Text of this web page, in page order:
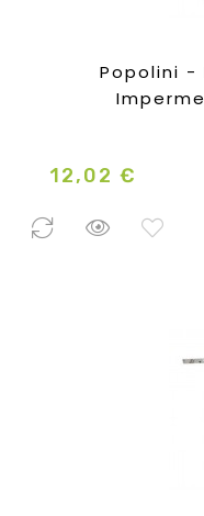
Popolini -
Prezzo
12,02 €
0